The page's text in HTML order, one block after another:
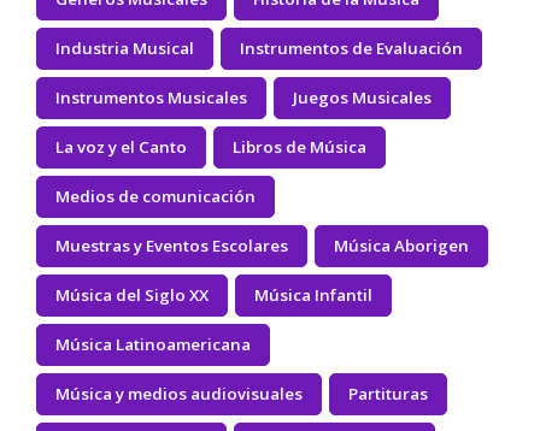
Industria Musical Instrumentos de Evaluación
Instrumentos Musicales Juegos Musicales
La voz y el Canto Libros de Música
Medios de comunicación
Muestras y Eventos Escolares Música Aborigen
Música del Siglo XX Música Infantil
Música Latinoamericana
Música y medios audiovisuales Partituras